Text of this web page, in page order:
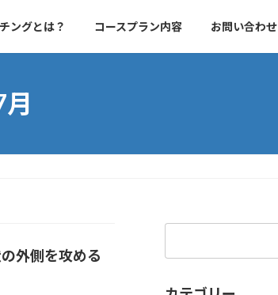
ングとは？ コースプラン内容 お問い合わせ
外側を攻める